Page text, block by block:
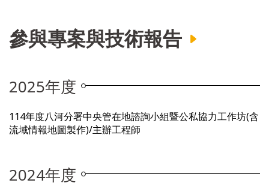
參與專案與技術報告
2025年度
114年度八河分署中央管在地諮詢小組暨公私協力工作坊(含
流域情報地圖製作)/主辦工程師
2024年度